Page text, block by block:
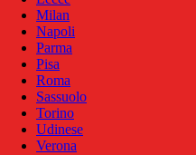
Milan
Napoli
Parma
Pisa
Roma
Sassuolo
Torino
Udinese
Verona